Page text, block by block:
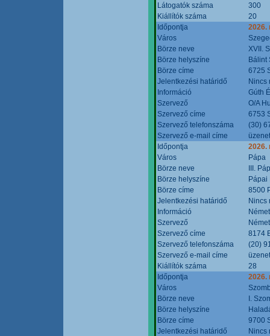
Látogatók száma
300
Kiállítók száma
20
Időpontja
2026.
Város
Börze neve
XVII.
Börze helyszíne
Bálint
Börze címe
6725
Jelentkezési határidő
Nincs
Információ
Gúth
Szervező
O/A
Szervező címe
6753
Szervező telefonszáma
(30)
Szervező e-mail címe
Időpontja
2026.
Város
Pápa
Börze neve
III.
Börze helyszíne
Pápai
Börze címe
8500
Jelentkezési határidő
Nincs
Információ
Szervező
Szervező címe
8174
Szervező telefonszáma
(20)
Szervező e-mail címe
Kiállítók száma
28
Időpontja
2026.
Város
Börze neve
I.
Börze helyszíne
Börze címe
9700
Jelentkezési határidő
Nincs